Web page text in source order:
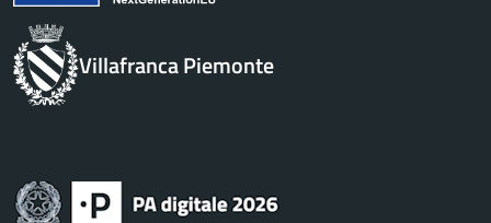
Villafranca Piemonte